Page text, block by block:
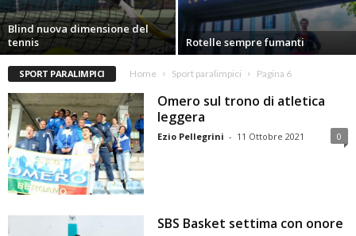
Blind nuova dimensione del
tennis
Rotelle sempre fumanti
SPORT PARALIMPICI Home Sport paralimpici Pagina 6
Omero sul trono di atletica
leggera
Ezio Pellegrini - 11 Ottobre 2021 0
SBS Basket settima con onore